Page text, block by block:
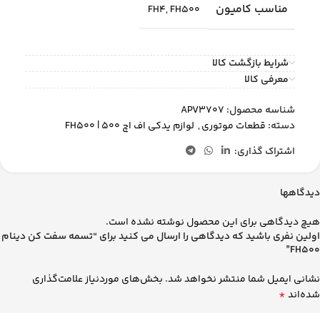
مناسب کامیون FH4,FH500
شرایط بازگشت کالا
معرفی کالا
شناسه محصول: APV3707
دسته: قطعات موتوری, لوازم یدکی اف اچ 500 | FH500
اشتراک گذاری:
دیدگاهها
هیچ دیدگاهی برای این محصول نوشته نشده است.
اولین نفری باشید که دیدگاهی را ارسال می کنید برای “تسمه سفت كن دينام
FH500”
نشانی ایمیل شما منتشر نخواهد شد. بخش‌های موردنیاز علامت‌گذاری
شده‌اند*